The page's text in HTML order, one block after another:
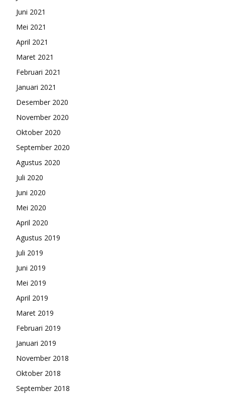
Juni 2021
Mei 2021
April 2021
Maret 2021
Februari 2021
Januari 2021
Desember 2020
November 2020
Oktober 2020
September 2020
Agustus 2020
Juli 2020
Juni 2020
Mei 2020
April 2020
Agustus 2019
Juli 2019
Juni 2019
Mei 2019
April 2019
Maret 2019
Februari 2019
Januari 2019
November 2018
Oktober 2018
September 2018